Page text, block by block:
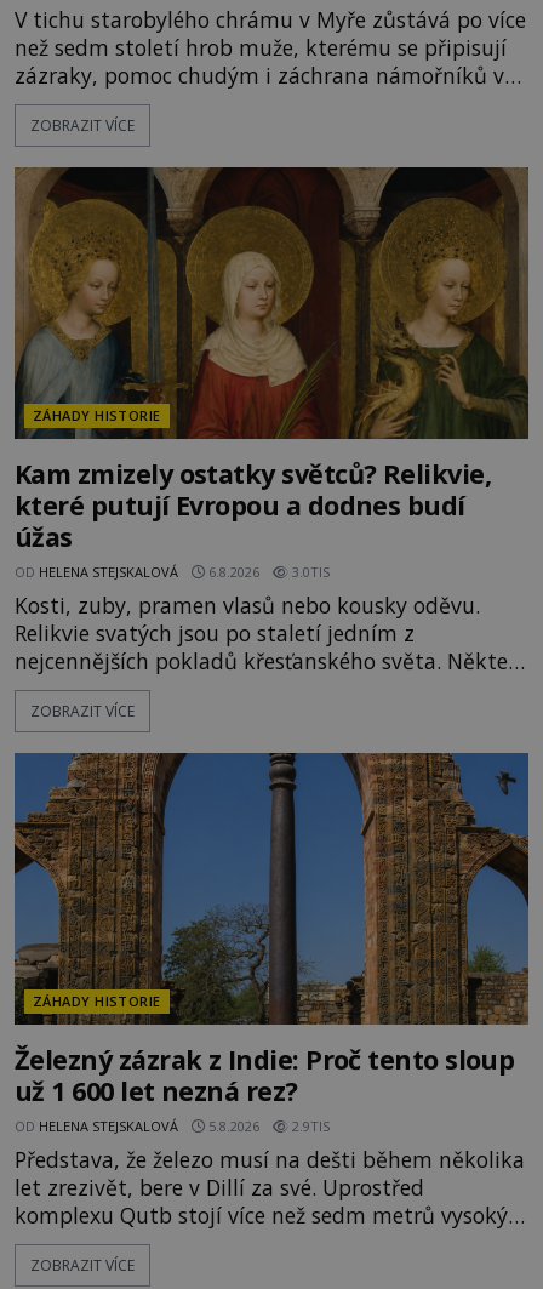
V tichu starobylého chrámu v Myře zůstává po více
než sedm století hrob muže, kterému se připisují
zázraky, pomoc chudým i záchrana námořníků v
bouřích. Pak ale přichází rok 1087 a klidné místo
se mění v dějiště podivné noční výpravy. Skupina
Mikuláše a odváží jeho ostatky přes moře do Bari.
Je to zbožná záchrana před nebezpečím, nebo
promyšlená krádež,
ZOBRAZIT VÍCE
ZÁHADY HISTORIE
Kam zmizely ostatky světců? Relikvie,
které putují Evropou a dodnes budí
úžas
OD HELENA STEJSKALOVÁ 6.8.2026 3.0TIS
Kosti, zuby, pramen vlasů nebo kousky oděvu.
Relikvie svatých jsou po staletí jedním z
nejcennějších pokladů křesťanského světa. Některé
mají pečlivě doloženou historii, jiné provází
záhady, krádeže i nečekané objevy. Jejich osudy
o skutečné historické události. Ve středověké
Evropě mají relikvie mimořádnou hodnotu. Nejsou
jen předmětem úcty
ZOBRAZIT VÍCE
ZÁHADY HISTORIE
Železný zázrak z Indie: Proč tento sloup
už 1 600 let nezná rez?
OD HELENA STEJSKALOVÁ 5.8.2026 2.9TIS
Představa, že železo musí na dešti během několika
let zrezivět, bere v Dillí za své. Uprostřed
komplexu Qutb stojí více než sedm metrů vysoký
železný sloup, který už přibližně 1 600 let odolává
počasí s jen nepatrnými stopami koroze. Jeho
ZOBRAZIT VÍCE